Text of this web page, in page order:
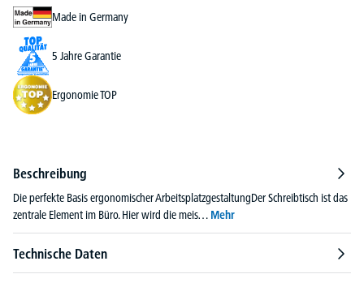
Made in Germany
5 Jahre Garantie
Ergonomie TOP
Beschreibung
Die perfekte Basis ergonomischer ArbeitsplatzgestaltungDer Schreibtisch ist das
zentrale Element im Büro. Hier wird die meis… Mehr
Technische Daten